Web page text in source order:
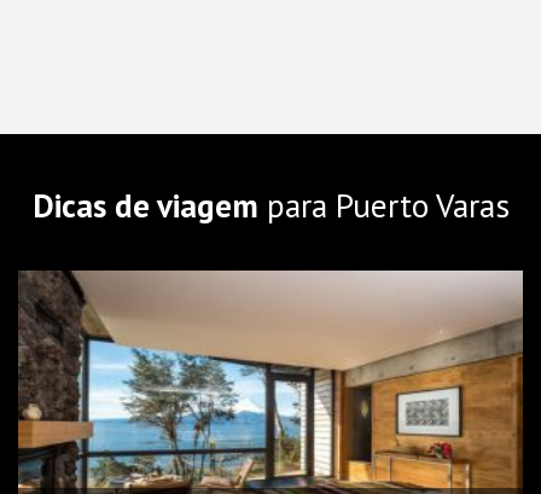
Dicas de viagem para Puerto Varas